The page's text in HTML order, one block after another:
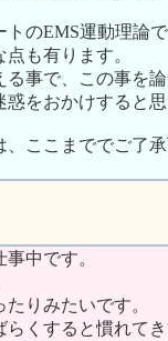
のEMS運動理論
も有ります。
事で、この事を
をおかけすると思
ここまででご了承
中です。
りみたいです。
くすると慣れて